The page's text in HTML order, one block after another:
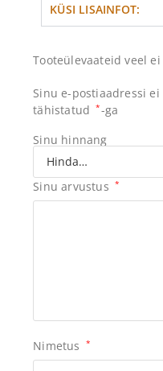
KÜSI LISAINFOT:
Tooteülevaateid veel ei
Sinu e-postiaadressi ei
tähistatud
*-ga
Sinu hinnang
Sinu arvustus *
Nimetus *